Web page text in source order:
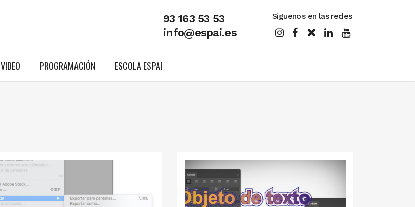
93 163 53 53
info@espai.es
Síguenos en las redes
VIDEO PROGRAMACIÓN ESCOLA ESPAI